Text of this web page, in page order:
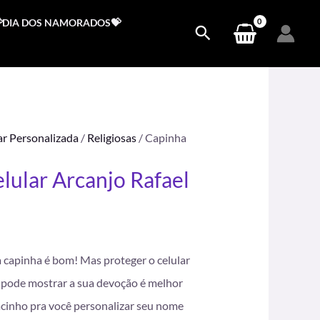
DOS NAMORADOS💝
Personalizada / Religiosas / Capinha
Arcanjo Rafael
é bom! Mas proteger o celular
mostrar a sua devoção é melhor
pra você personalizar seu nome